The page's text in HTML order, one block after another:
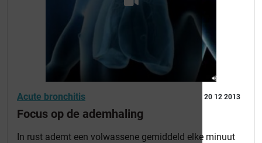
20 12 2013
Acute bronchitis
Focus op de ademhaling
In rust ademt een volwassene gemiddeld elke minuut